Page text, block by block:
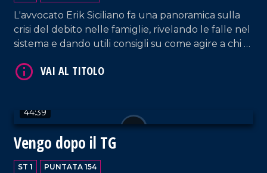
L'avvocato Erik Siciliano fa una panoramica sulla
crisi del debito nelle famiglie, rivelando le falle nel
sistema e dando utili consigli su come agire a chi è
44:39
Vengo dopo il TG
ST 1 PUNTATA 154